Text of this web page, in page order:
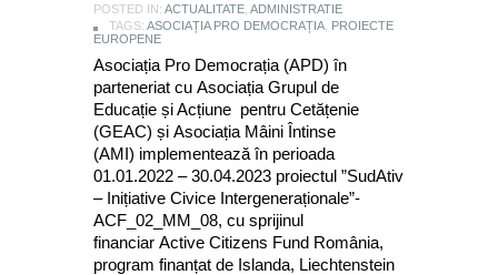
POSTED IN: ACTUALITATE ADMINISTRATIE
TAGS: ASOCIAȚIA PRO DEMOCRAȚIA PROIECTE
EUROPENE
Asociația Pro Democrația (APD) în
parteneriat cu Asociația Grupul de
Educație și Acțiune pentru Cetățenie
(GEAC) și Asociația Mâini Întinse
(AMI) implementează în perioada
01.01.2022 – 30.04.2023 proiectul ”SudAtiv
– Inițiative Civice Intergeneraționale”-
ACF_02_MM_08, cu sprijinul
financiar Active Citizens Fund România,
program finanțat de Islanda, Liechtenstein